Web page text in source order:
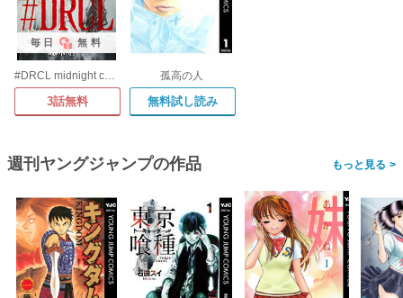
毎日 無料
#DRCL midnight children
3話無料
孤高の人
無料試し読み
週刊ヤングジャンプの作品 >